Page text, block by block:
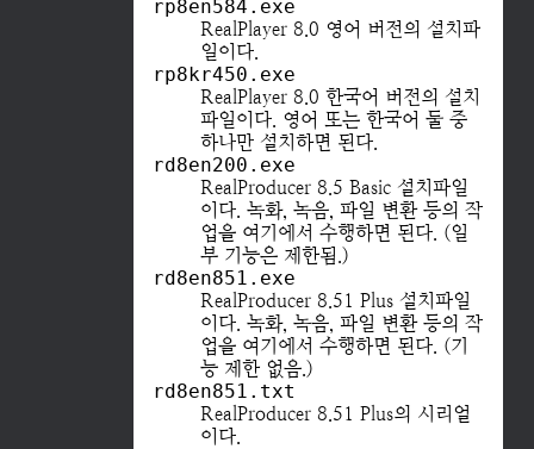
rp8en584.exe
RealPlayer 8.0 영어 버전의 설치파
일이다.
rp8kr450.exe
RealPlayer 8.0 한국어 버전의 설치
파일이다. 영어 또는 한국어 둘 중
하나만 설치하면 된다.
rd8en200.exe
RealProducer 8.5 Basic 설치파일
이다. 녹화, 녹음, 파일 변환 등의 작
업을 여기에서 수행하면 된다. (일
부 기능은 제한됨.)
rd8en851.exe
RealProducer 8.51 Plus 설치파일
이다. 녹화, 녹음, 파일 변환 등의 작
업을 여기에서 수행하면 된다. (기
능 제한 없음.)
rd8en851.txt
RealProducer 8.51 Plus의 시리얼
이다.